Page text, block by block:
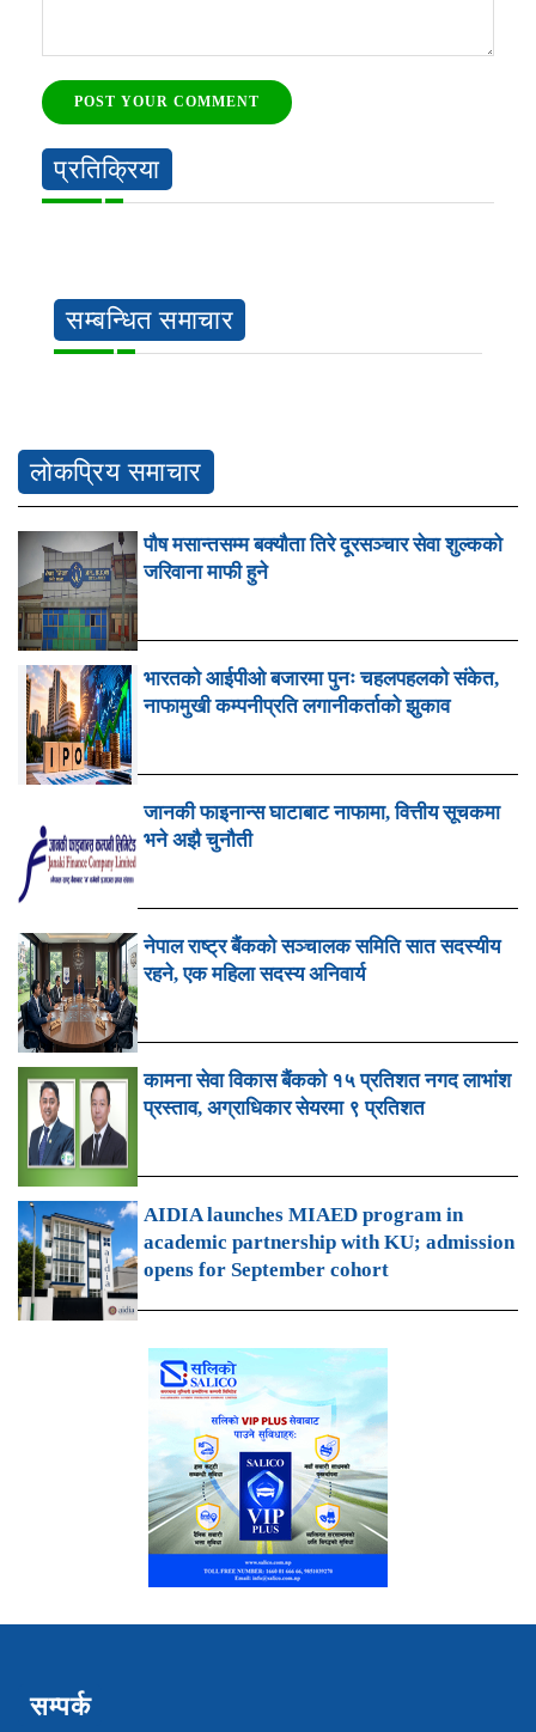
POST YOUR COMMENT
प्रतिक्रिया
सम्बन्धित समाचार
लोकप्रिय समाचार
पौष मसान्तसम्म बक्यौता तिरे दूरसञ्चार सेवा शुल्कको
जरिवाना माफी हुने
भारतको आईपीओ बजारमा पुनः चहलपहलको संकेत,
नाफामुखी कम्पनीप्रति लगानीकर्ताको झुकाव
जानकी फाइनान्स घाटाबाट नाफामा, वित्तीय सूचकमा
भने अझै चुनौती
नेपाल राष्ट्र बैंकको सञ्चालक समिति सात सदस्यीय
रहने, एक महिला सदस्य अनिवार्य
कामना सेवा विकास बैंकको १५ प्रतिशत नगद लाभांश
प्रस्ताव, अग्राधिकार सेयरमा ९ प्रतिशत
AIDIA launches MIAED program in
academic partnership with KU; admission
opens for September cohort
सम्पर्क